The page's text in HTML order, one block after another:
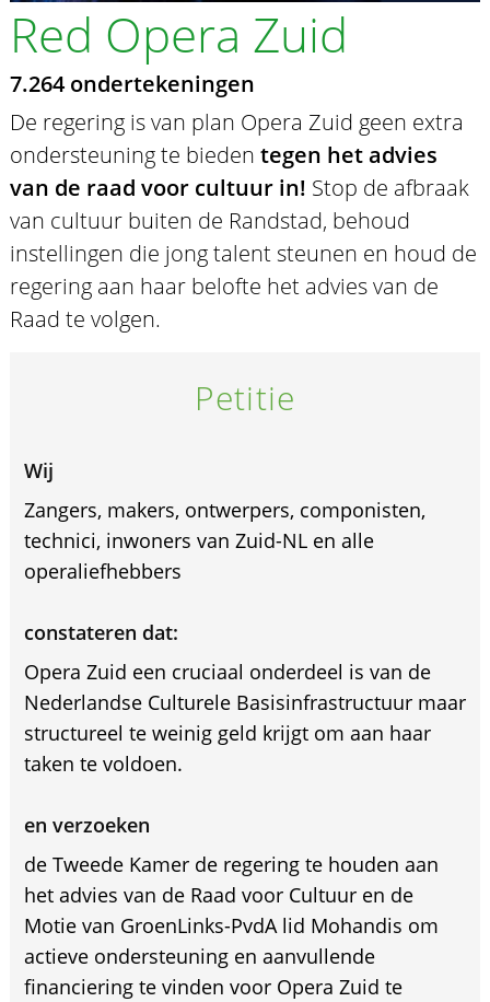
Red Opera Zuid
7.264 ondertekeningen
De regering is van plan Opera Zuid geen extra
ondersteuning te bieden tegen het advies
van de raad voor cultuur in! Stop de afbraak
van cultuur buiten de Randstad, behoud
instellingen die jong talent steunen en houd de
regering aan haar belofte het advies van de
Raad te volgen.
Petitie
Wij
Zangers, makers, ontwerpers, componisten,
technici, inwoners van Zuid-NL en alle
operaliefhebbers
constateren dat:
Opera Zuid een cruciaal onderdeel is van de
Nederlandse Culturele Basisinfrastructuur maar
structureel te weinig geld krijgt om aan haar
taken te voldoen.
en verzoeken
de Tweede Kamer de regering te houden aan
het advies van de Raad voor Cultuur en de
Motie van GroenLinks-PvdA lid Mohandis om
actieve ondersteuning en aanvullende
financiering te vinden voor Opera Zuid te